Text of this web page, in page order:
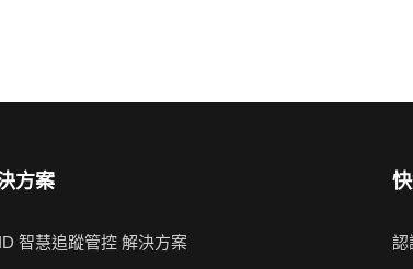
方案
智慧追蹤管控 解決方案 認